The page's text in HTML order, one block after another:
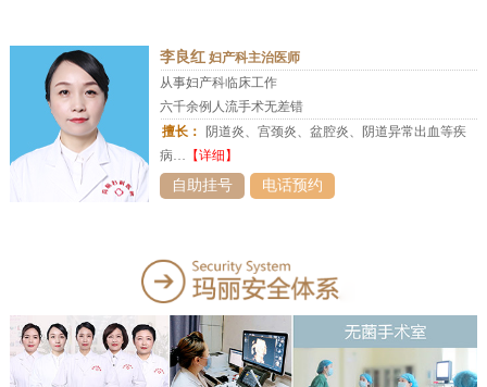
李良红妇产科主治医师
从事妇产科临床工作
六千余例人流手术无差错
擅长：
阴道炎、宫颈炎、盆腔炎、阴道异常出血等疾
病… 【详细】
自助挂号 电话预约